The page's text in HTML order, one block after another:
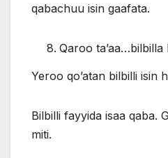
qabachuu isin gaafata.
Qaroo ta’aa…bilbilla
Yeroo qo’atan bilbilli isin
Bilbilli fayyida isaa qaba.
miti.